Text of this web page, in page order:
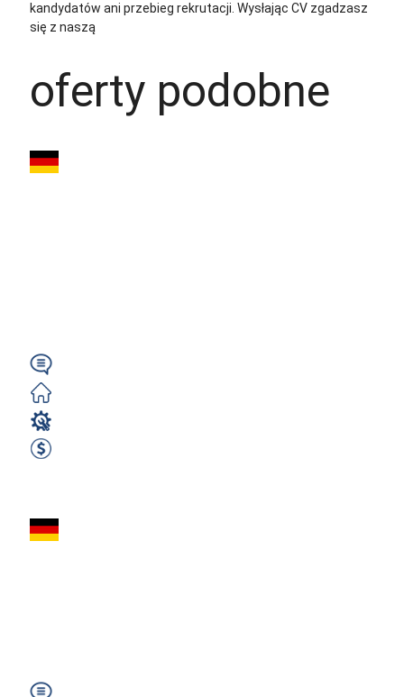
kandydatów ani przebieg rekrutacji. Wysłając CV zgadzasz
się z naszą
oferty podobne
Elektryk z
Elektryk